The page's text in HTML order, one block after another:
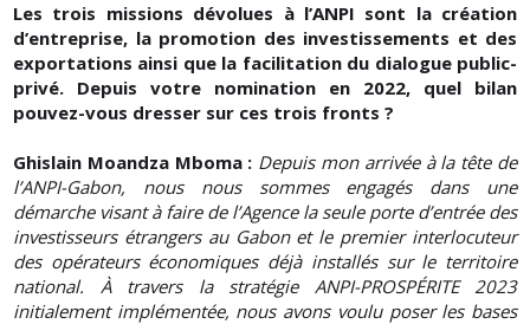
Les trois missions dévolues à l’ANPI sont la création
d’entreprise, la promotion des investissements et des
exportations ainsi que la facilitation du dialogue public-
privé. Depuis votre nomination en 2022, quel bilan
pouvez-vous dresser sur ces trois fronts ?
Ghislain Moandza Mboma : Depuis mon arrivée à la tête de
l’ANPI-Gabon, nous nous sommes engagés dans une
démarche visant à faire de l’Agence la seule porte d’entrée des
investisseurs étrangers au Gabon et le premier interlocuteur
des opérateurs économiques déjà installés sur le territoire
national. À travers la stratégie ANPI-PROSPÉRITE 2023
initialement implémentée, nous avons voulu poser les bases